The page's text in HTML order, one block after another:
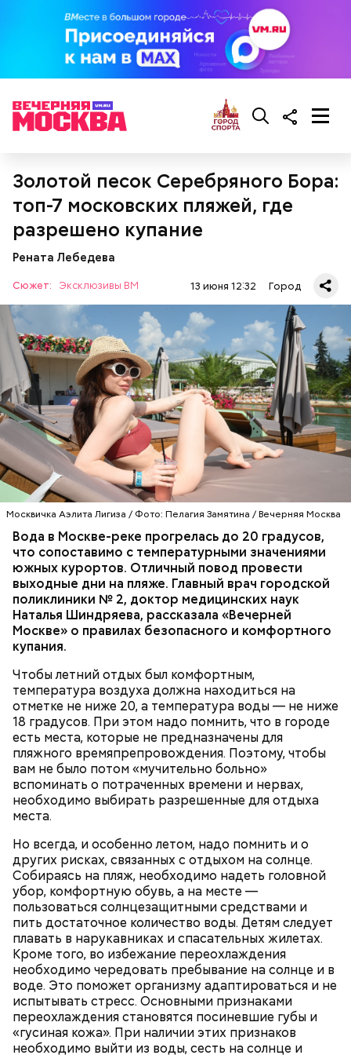
Золотой песок Серебряного Бора:
топ-7 московских пляжей, где
разрешено купание
Рената Лебедева
Сюжет: Эксклюзивы ВМ 13 июня 12:32 Город
Москвичка Аэлита Лигиза / Фото: Пелагия Замятина / Вечерняя Москва
Вода в Москве-реке прогрелась до 20 градусов,
что сопоставимо с температурными значениями
южных курортов. Отличный повод провести
выходные дни на пляже. Главный врач городской
поликлиники № 2, доктор медицинских наук
Наталья Шиндряева, рассказала «Вечерней
Москве» о правилах безопасного и комфортного
купания.
Чтобы летний отдых был комфортным,
температура воздуха должна находиться на
отметке не ниже 20, а температура воды — не ниже
18 градусов. При этом надо помнить, что в городе
есть места, которые не предназначены для
пляжного времяпрепровождения. Поэтому, чтобы
вам не было потом «мучительно больно»
вспоминать о потраченных времени и нервах,
необходимо выбирать разрешенные для отдыха
места.
Но всегда, и особенно летом, надо помнить и о
других рисках, связанных с отдыхом на солнце.
Собираясь на пляж, необходимо надеть головной
убор, комфортную обувь, а на месте —
пользоваться солнцезащитными средствами и
пить достаточное количество воды. Детям следует
плавать в нарукавниках и спасательных жилетах.
Кроме того, во избежание переохлаждения
необходимо чередовать пребывание на солнце и в
воде. Это поможет организму адаптироваться и не
испытывать стресс. Основными признаками
переохлаждения становятся посиневшие губы и
«гусиная кожа». При наличии этих признаков
необходимо выйти из воды, сесть на солнце и
В 2026 году компания планирует вывести на рынок
инновационные российские периферийные
Кстати
В 2026 году в ОЭЗ «Технополис Москва»
планируется открыть 25 новых уникальных
производств, где будет создано более восьми
тысяч рабочих мест. Предприятия наладят выпуск
инновационных осветительных приборов,
печатных плат, оптоэлектронных устройств, а
также современных онкопрепаратов.
Цифра
«Могу спеть даже с поп-дивой»:
лидер группы «Агата Кристи»
Вадим Самойлов — о современной
— Помню, когда я впервые приезжал в Москву, то
ездил по Новому Арбату, смотрел на эти дома,
понимал, что когда-нибудь стану частью всего
этого. Это было еще в конце 80-х годов, когда я с
Среди знаковых мест, где проводилось большое
количество фестивалей, Самойлов выделил
Большую спортивную арену «Лужники», Дворец
культуры имени Горбунова, известный как
«Горбушка», и спортивный комплекс
«Олимпийский».
— Эти места стали важными этапами на нашем
творческом пути. Маленьких клубов мы тоже
достаточно много объездили. Но сейчас моя цель
— большие площадки и большое шоу, — рассказал
артист.
Фото: Валентин Монастырский